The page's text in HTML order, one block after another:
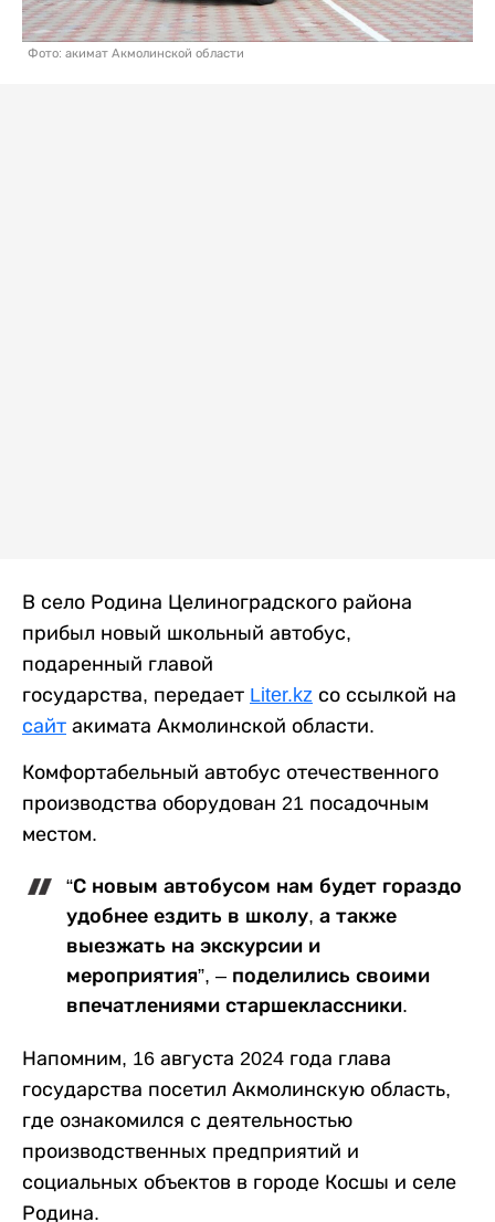
Фото: акимат Акмолинской области
В село Родина Целиноградского района
прибыл новый школьный автобус,
подаренный главой
государства, передает Liter.kz со ссылкой на
сайт акимата Акмолинской области.
Комфортабельный автобус отечественного
производства оборудован 21 посадочным
местом.
“С новым автобусом нам будет гораздо
удобнее ездить в школу, а также
выезжать на экскурсии и
мероприятия”, – поделились своими
впечатлениями старшеклассники.
Напомним, 16 августа 2024 года глава
государства посетил Акмолинскую область,
где ознакомился с деятельностью
производственных предприятий и
социальных объектов в городе Косшы и селе
Родина.